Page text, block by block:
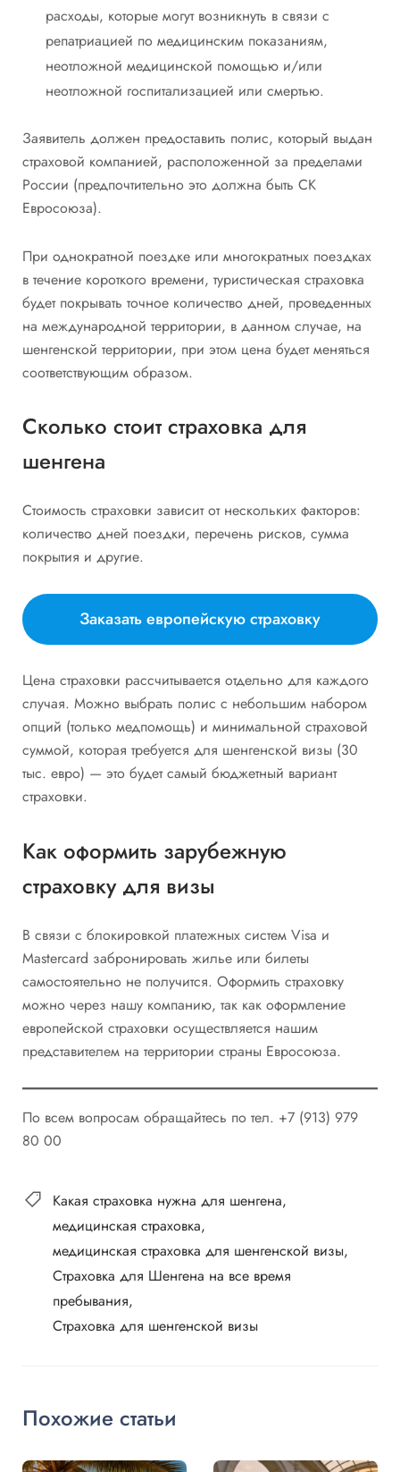
расходы, которые могут возникнуть в связи с
репатриацией по медицинским показаниям,
неотложной медицинской помощью и/или
неотложной госпитализацией или смертью.
Заявитель должен предоставить полис, который выдан
страховой компанией, расположенной за пределами
России (предпочтительно это должна быть СК
Евросоюза).
При однократной поездке или многократных поездках
в течение короткого времени, туристическая страховка
будет покрывать точное количество дней, проведенных
на международной территории, в данном случае, на
шенгенской территории, при этом цена будет меняться
соответствующим образом.
Сколько стоит страховка для
шенгена
Стоимость страховки зависит от нескольких факторов:
количество дней поездки, перечень рисков, сумма
покрытия и другие.
Заказать европейскую страховку
Цена страховки рассчитывается отдельно для каждого
случая. Можно выбрать полис с небольшим набором
опций (только медпомощь) и минимальной страховой
суммой, которая требуется для шенгенской визы (30
тыс. евро) — это будет самый бюджетный вариант
страховки.
Как оформить зарубежную
страховку для визы
В связи с блокировкой платежных систем Visa и
Mastercard забронировать жилье или билеты
самостоятельно не получится. Оформить страховку
можно через нашу компанию, так как оформление
европейской страховки осуществляется нашим
представителем на территории страны Евросоюза.
По всем вопросам обращайтесь по тел. +7 (913) 979
80 00
Какая страховка нужна для шенгена
медицинская страховка
медицинская страховка для шенгенской визы
Страховка для Шенгена на все время
пребывания
Страховка для шенгенской визы
Похожие статьи